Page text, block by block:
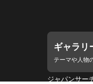
ギャラリ
テーマや人物
ジャパンサー